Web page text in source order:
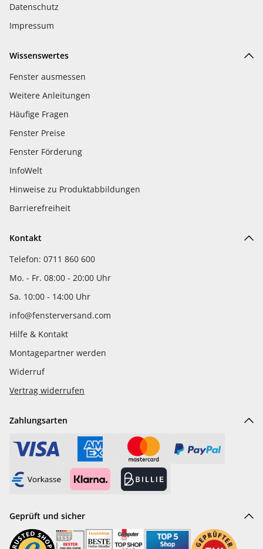
Datenschutz
Impressum
Wissenswertes
Fenster ausmessen
Weitere Anleitungen
Häufige Fragen
Fenster Preise
Fenster Förderung
InfoWelt
Hinweise zu Produktabbildungen
Barrierefreiheit
Kontakt
Telefon: 0711 860 600
Mo. - Fr. 08:00 - 20:00 Uhr
Sa. 10:00 - 14:00 Uhr
info@fensterversand.com
Hilfe & Kontakt
Montagepartner werden
Widerruf
Vertrag widerrufen
Zahlungsarten
Geprüft und sicher